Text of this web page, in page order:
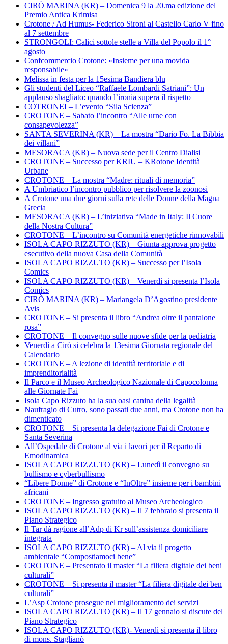
CIRÒ MARINA (KR) – Domenica 9 la 20.ma edizione del
Premio Antica Krimisa
Crotone / Ad Humus- Federico Sironi al Castello Carlo V fino
al 7 settembre
STRONGOLI: Calici sottole stelle a Villa del Popolo il 1°
agosto
Confcommercio Crotone: «Insieme per una movida
responsabile»
Melissa in festa per la 15esima Bandiera blu
Gli studenti del Liceo “Raffaele Lombardi Satriani”: Un
applauso sbagliato: quando l’ironia supera il rispetto
COTRONEI – L’evento “Sila Scienza”
CROTONE – Sabato l’incontro “Alle urne con
consapevolezza”
SANTA SEVERINA (KR) – La mostra “Dario Fo. La Bibbia
dei villani”
MESORACA (KR) – Nuova sede per il Centro Dialisi
CROTONE – Successo per KRIU – KRotone Identità
Urbane
CROTONE – La mostra “Madre: rituali di memoria”
A Umbriatico l’incontro pubblico per risolvere la zoonosi
A Crotone una due giorni sulla rete delle Donne della Magna
Grecia
MESORACA (KR) – L’iniziativa “Made in Italy: Il Cuore
della Nostra Cultura”
CROTONE – L’incontro su Comunità energetiche rinnovabili
ISOLA CAPO RIZZUTO (KR) – Giunta approva progetto
esecutivo della nuova Casa della Comunità
ISOLA CAPO RIZZUTO (KR) – Successo per l’Isola
Comics
ISOLA CAPO RIZZUTO (KR) – Venerdì si presenta l’Isola
Comics
CIRÒ MARINA (KR) – Mariangela D’Agostino presidente
Avis
CROTONE – Si presenta il libro “Andrea oltre il pantalone
rosa”
CROTONE – Il convegno sulle nuove sfide per la pediatria
Venerdì a Cirò si celebra la 13esima Giornata regionale del
Calendario
CROTONE – A lezione di identità territoriale e di
imprenditorialità
Il Parco e il Museo Archeologico Nazionale di Capocolonna
alle Giornate Fai
Isola Capo Rizzuto ha la sua oasi canina della legalità
Naufragio di Cutro, sono passati due anni, ma Crotone non ha
dimenticato
CROTONE – Si presenta la delegazione Fai di Crotone e
Santa Severina
All’Ospedale di Crotone al via i lavori per il Reparto di
Emodinamica
ISOLA CAPO RIZZUTO (KR) – Lunedì il convegno su
bullismo e cyberbullismo
“Libere Donne” di Crotone e “InOltre” insieme per i bambini
africani
CROTONE – Ingresso gratuito al Museo Archeologico
ISOLA CAPO RIZZUTO (KR) – Il 7 febbraio si presenta il
Piano Strategico
Il Tar dà ragione all’Adp di Kr sull’assistenza domiciliare
integrata
ISOLA CAPO RIZZUTO (KR) – Al via il progetto
ambientale “Compostiamoci bene”
CROTONE – Presentato il master “La filiera digitale dei beni
culturali”
CROTONE – Si presenta il master “La filiera digitale dei ben
culturali”
L’Asp Crotone prosegue nel miglioramento dei servizi
ISOLA CAPO RIZZUTO (KR) – Il 17 gennaio si discute del
Piano Strategico
ISOLA CAPO RIZZUTO (KR)- Venerdì si presenta il libro
di mons. Staglianò